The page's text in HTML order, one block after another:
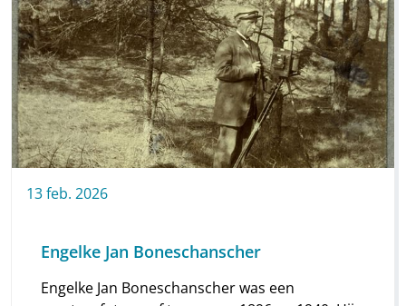
13feb. 2026
Engelke Jan Boneschanscher
Engelke Jan Boneschanscher was een